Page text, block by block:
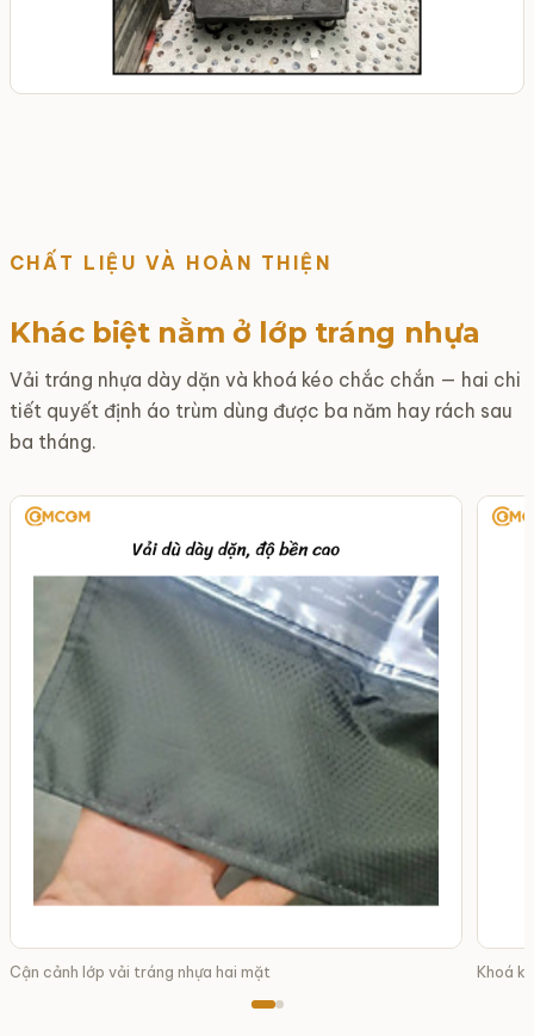
CHẤT LIỆU VÀ HOÀN THIỆN
Khác biệt nằm ở lớp tráng nhựa
Vải tráng nhựa dày dặn và khoá kéo chắc chắn — hai chi
tiết quyết định áo trùm dùng được ba năm hay rách sau
ba tháng.
Cận cảnh lớp vải tráng nhựa hai mặt Khoá